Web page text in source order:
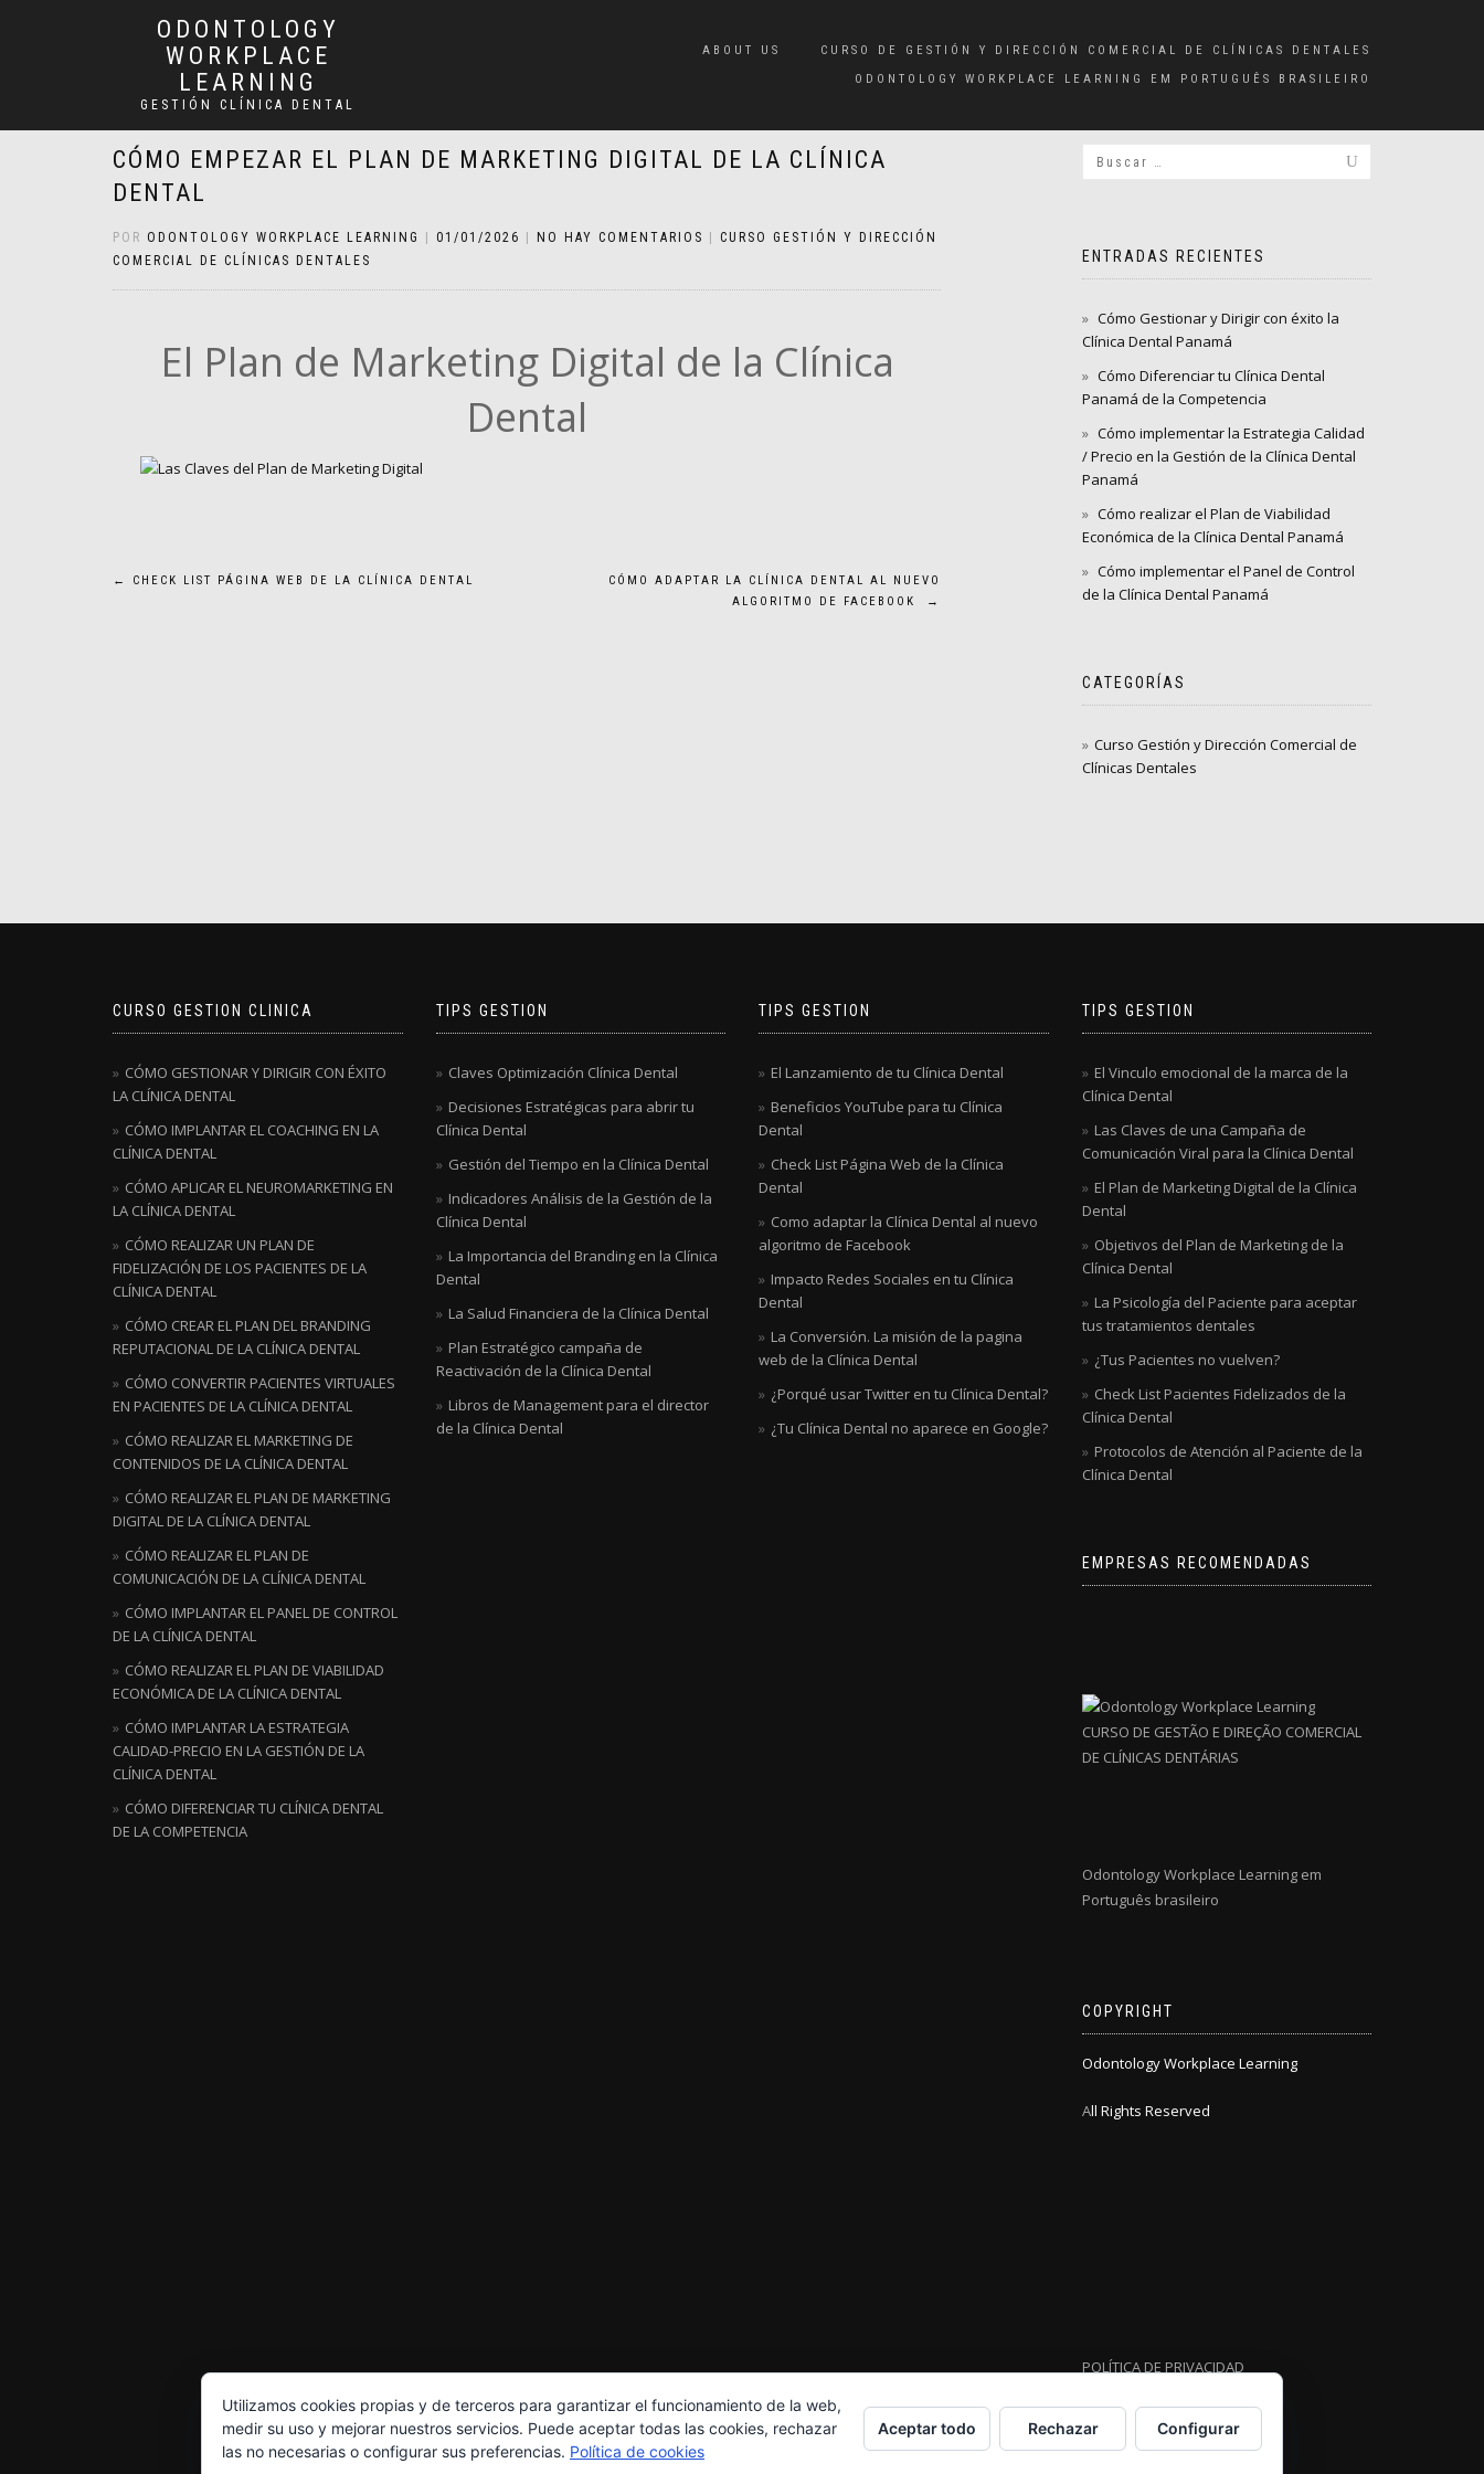
ODONTOLOGY
WORKPLACE
LEARNING
GESTIÓN CLÍNICA DENTAL
ABOUT US
CURSO DE GESTIÓN Y DIRECCIÓN COMERCIAL DE CLÍNICAS DENTALES
ODONTOLOGY WORKPLACE LEARNING EM PORTUGUÊS BRASILEIRO
CÓMO EMPEZAR EL PLAN DE MARKETING DIGITAL DE LA CLÍNICA
DENTAL
POR ODONTOLOGY WORKPLACE LEARNING 01/01/2026 NO HAY COMENTARIOS
CURSO GESTIÓN Y DIRECCIÓN
COMERCIAL DE CLÍNICAS DENTALES
El Plan de Marketing Digital de la Clínica
Dental
Navegación
← CHECK LIST PÁGINA WEB DE LA CLÍNICA DENTAL
CÓMO ADAPTAR LA CLÍNICA DENTAL AL NUEVO
ALGORITMO DE FACEBOOK
→
ENTRADAS RECIENTES
Cómo Gestionar y Dirigir con éxito la
Clínica Dental Panamá
Cómo Diferenciar tu Clínica Dental
Panamá de la Competencia
Cómo implementar la Estrategia Calidad
/ Precio en la Gestión de la Clínica Dental
Panamá
Cómo realizar el Plan de Viabilidad
Económica de la Clínica Dental Panamá
Cómo implementar el Panel de Control
de la Clínica Dental Panamá
CATEGORÍAS
Curso Gestión y Dirección Comercial de
Clínicas Dentales
CURSO GESTION CLINICA
CÓMO GESTIONAR Y DIRIGIR CON ÉXITO
LA CLÍNICA DENTAL
CÓMO IMPLANTAR EL COACHING EN LA
CLÍNICA DENTAL
CÓMO APLICAR EL NEUROMARKETING EN
LA CLÍNICA DENTAL
CÓMO REALIZAR UN PLAN DE
FIDELIZACIÓN DE LOS PACIENTES DE LA
CLÍNICA DENTAL
CÓMO CREAR EL PLAN DEL BRANDING
REPUTACIONAL DE LA CLÍNICA DENTAL
CÓMO CONVERTIR PACIENTES VIRTUALES
EN PACIENTES DE LA CLÍNICA DENTAL
CÓMO REALIZAR EL MARKETING DE
CONTENIDOS DE LA CLÍNICA DENTAL
CÓMO REALIZAR EL PLAN DE MARKETING
DIGITAL DE LA CLÍNICA DENTAL
CÓMO REALIZAR EL PLAN DE
COMUNICACIÓN DE LA CLÍNICA DENTAL
CÓMO IMPLANTAR EL PANEL DE CONTROL
DE LA CLÍNICA DENTAL
CÓMO REALIZAR EL PLAN DE VIABILIDAD
ECONÓMICA DE LA CLÍNICA DENTAL
CÓMO IMPLANTAR LA ESTRATEGIA
CALIDAD-PRECIO EN LA GESTIÓN DE LA
CLÍNICA DENTAL
CÓMO DIFERENCIAR TU CLÍNICA DENTAL
DE LA COMPETENCIA
TIPS GESTION
Claves Optimización Clínica Dental
Decisiones Estratégicas para abrir tu
Clínica Dental
Gestión del Tiempo en la Clínica Dental
Indicadores Análisis de la Gestión de la
Clínica Dental
La Importancia del Branding en la Clínica
Dental
La Salud Financiera de la Clínica Dental
Plan Estratégico campaña de
Reactivación de la Clínica Dental
Libros de Management para el director
de la Clínica Dental
TIPS GESTION
El Lanzamiento de tu Clínica Dental
Beneficios YouTube para tu Clínica
Dental
Check List Página Web de la Clínica
Dental
Como adaptar la Clínica Dental al nuevo
algoritmo de Facebook
Impacto Redes Sociales en tu Clínica
Dental
La Conversión. La misión de la pagina
web de la Clínica Dental
¿Porqué usar Twitter en tu Clínica Dental?
¿Tu Clínica Dental no aparece en Google?
TIPS GESTION
El Vinculo emocional de la marca de la
Clínica Dental
Las Claves de una Campaña de
Comunicación Viral para la Clínica Dental
El Plan de Marketing Digital de la Clínica
Dental
Objetivos del Plan de Marketing de la
Clínica Dental
La Psicología del Paciente para aceptar
tus tratamientos dentales
¿Tus Pacientes no vuelven?
Check List Pacientes Fidelizados de la
Clínica Dental
Protocolos de Atención al Paciente de la
Clínica Dental
EMPRESAS RECOMENDADAS
CURSO DE GESTÃO E DIREÇÃO COMERCIAL
DE CLÍNICAS DENTÁRIAS
Odontology Workplace Learning em
Português brasileiro
COPYRIGHT
Odontology Workplace Learning
All Rights Reserved
POLÍTICA DE PRIVACIDAD
Utilizamos cookies propias y de terceros para garantizar el funcionamiento de la web,
medir su uso y mejorar nuestros servicios. Puede aceptar todas las cookies, rechazar
las no necesarias o configurar sus preferencias. Política de cookies
Aceptar todo Rechazar Configurar